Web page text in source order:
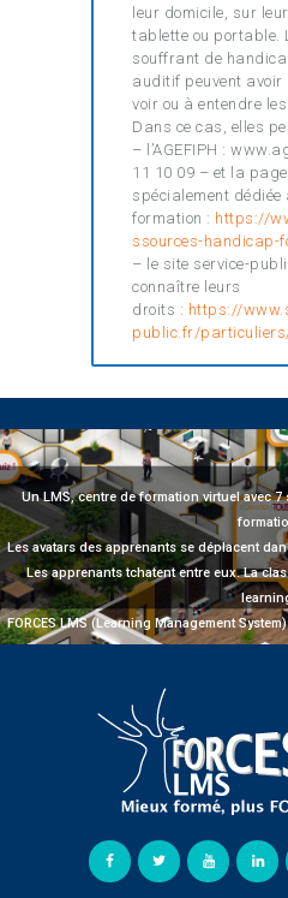
leur domicile, sur
tablette ou portable.
souffrant de
auditif peuvent
voir ou à entendre les
Dans ce cas, elles
– l’AGEFIPH :
11 10 09 – et la
spécialement dédiée
formation : https://
ssources-handicap-
– le site service-
connaître leurs
droits : https://
public.fr/
Un LMS, centre de formation virtuel avec
Les avatars des apprenants se déplacent
Les apprenants tchatent entre eux. La
FORCES LMS (Learning Management